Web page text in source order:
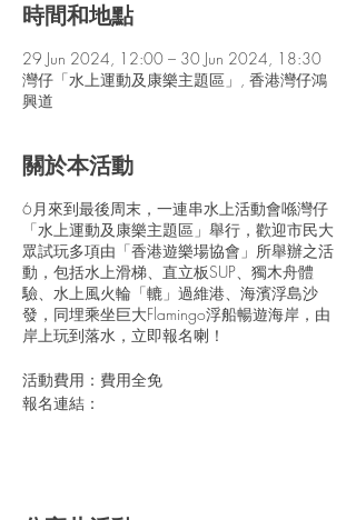
時間和地點
29 Jun 2024, 12:00 – 30 Jun 2024, 18:30
灣仔「水上運動及康樂主題區」, 香港灣仔鴻
興道
關於本活動
6月來到最後周末，一連串水上活動會喺灣仔
「水上運動及康樂主題區」舉行，歡迎市民大
眾試玩多項由「香港遊樂場協會」所舉辦之活
動，包括水上滑梯、直立板SUP、獨木舟體
驗、水上風火輪「轆」過維港、海濱浮島沙
發，同埋乘坐巨大Flamingo浮船暢遊海岸，由
岸上玩到落水，立即報名喇！
活動費用：費用全免
報名連結：
一名成人共同報名參與活動) @項目：任何人